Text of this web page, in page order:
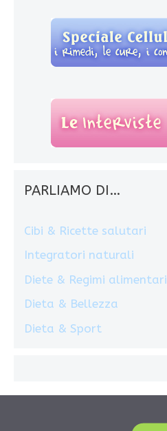
PARLIAMO DI…
Cibi & Ricette salutari
Integratori naturali
Diete & Regimi alimentari
Dieta & Bellezza
Dieta & Sport